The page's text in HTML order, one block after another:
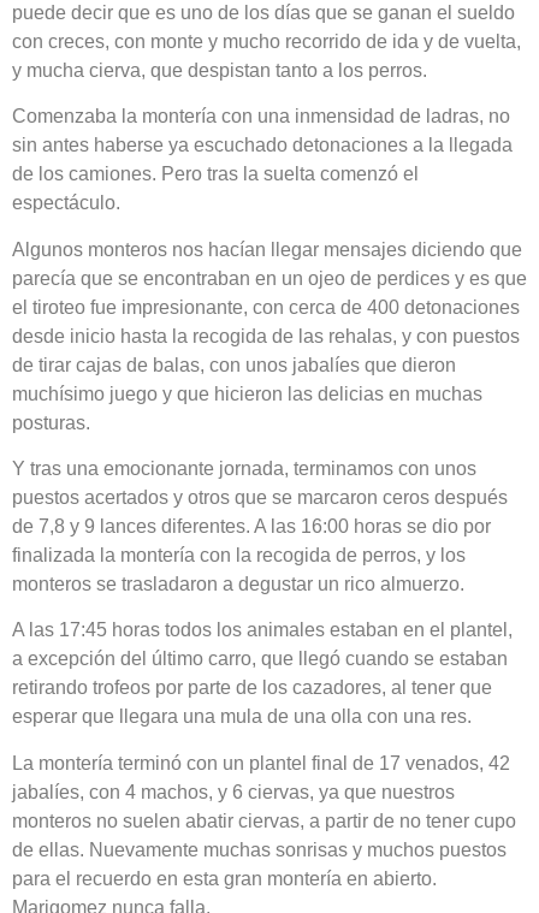
puede decir que es uno de los días que se ganan el sueldo
con creces, con monte y mucho recorrido de ida y de vuelta,
y mucha cierva, que despistan tanto a los perros.
Comenzaba la montería con una inmensidad de ladras, no
sin antes haberse ya escuchado detonaciones a la llegada
de los camiones. Pero tras la suelta comenzó el
espectáculo.
Algunos monteros nos hacían llegar mensajes diciendo que
parecía que se encontraban en un ojeo de perdices y es que
el tiroteo fue impresionante, con cerca de 400 detonaciones
desde inicio hasta la recogida de las rehalas, y con puestos
de tirar cajas de balas, con unos jabalíes que dieron
muchísimo juego y que hicieron las delicias en muchas
posturas.
Y tras una emocionante jornada, terminamos con unos
puestos acertados y otros que se marcaron ceros después
de 7,8 y 9 lances diferentes. A las 16:00 horas se dio por
finalizada la montería con la recogida de perros, y los
monteros se trasladaron a degustar un rico almuerzo.
A las 17:45 horas todos los animales estaban en el plantel,
a excepción del último carro, que llegó cuando se estaban
retirando trofeos por parte de los cazadores, al tener que
esperar que llegara una mula de una olla con una res.
La montería terminó con un plantel final de 17 venados, 42
jabalíes, con 4 machos, y 6 ciervas, ya que nuestros
monteros no suelen abatir ciervas, a partir de no tener cupo
de ellas. Nuevamente muchas sonrisas y muchos puestos
para el recuerdo en esta gran montería en abierto.
Marigomez nunca falla.